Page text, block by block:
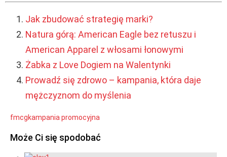
Jak zbudować strategię marki?
Natura górą: American Eagle bez retuszu i
American Apparel z włosami łonowymi
Żabka z Love Dogiem na Walentynki
Prowadź się zdrowo – kampania, która daje
mężczyznom do myślenia
fmcgkampania promocyjna
Może Ci się spodobać